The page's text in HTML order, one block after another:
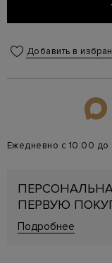
Добавить в
Ежедневно с 10:00 до
ПЕРВУЮ
Подробнее